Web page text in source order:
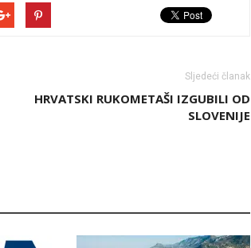
Sljedeći članak
HRVATSKI RUKOMETAŠI IZGUBILI OD
SLOVENIJE